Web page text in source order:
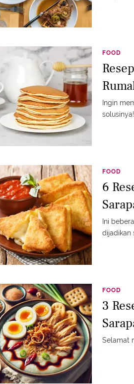
FOOD
Ingin
solusinya!
FOOD
6
Ini
dijadikan
FOOD
3
Selamat